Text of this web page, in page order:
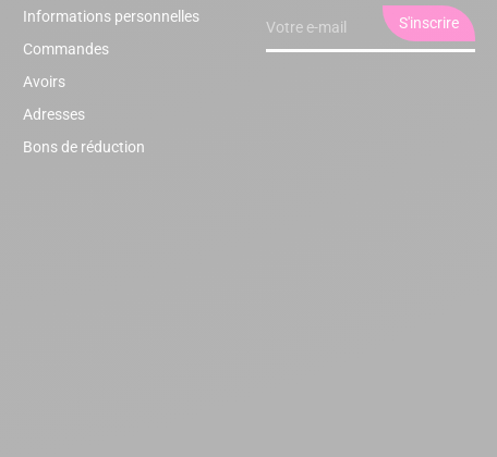
Informations personnelles
Commandes
Avoirs
Adresses
Bons de réduction